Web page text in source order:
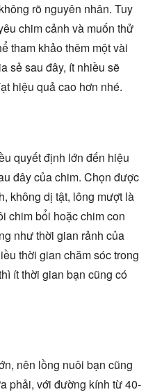
rõ nguyên nhân. Tuy
chim cảnh và muốn thử
tham khảo thêm một vài
sẻ sau đây, ít nhiều sẽ
hiệu quả cao hơn nhé.
quyết định lớn đến hiệu
đây của chim. Chọn được
không dị tật, lông mượt là
chim bổi hoặc chim con
như thời gian rảnh của
thời gian chăm sóc trong
ít thời gian bạn cũng có
nên lồng nuôi bạn cũng
phải, với đường kính từ 40-